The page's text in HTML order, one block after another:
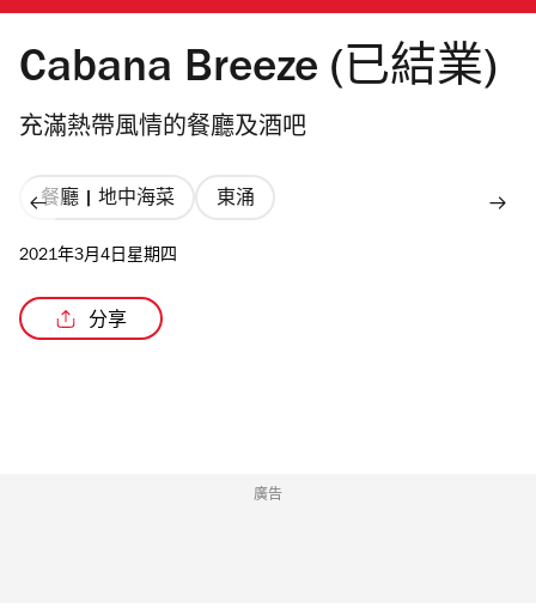
Cabana Breeze (已結業)
充滿熱帶風情的餐廳及酒吧
餐廳 | 地中海菜 東涌
2021年3月4日星期四
分享
廣告